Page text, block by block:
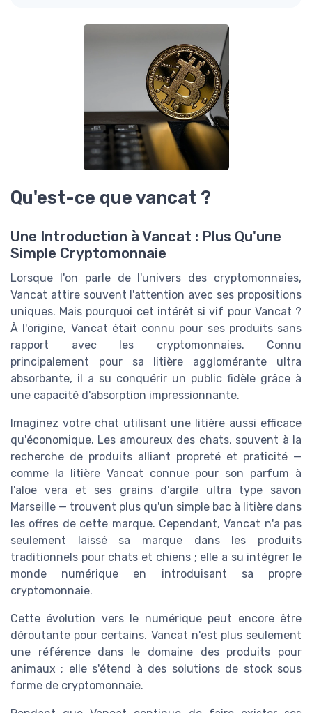
Qu'est-ce que vancat ?
Une Introduction à Vancat : Plus Qu'une
Simple Cryptomonnaie
Lorsque l'on parle de l'univers des cryptomonnaies,
Vancat attire souvent l'attention avec ses propositions
uniques. Mais pourquoi cet intérêt si vif pour Vancat ?
À l'origine, Vancat était connu pour ses produits sans
rapport avec les cryptomonnaies. Connu
principalement pour sa litière agglomérante ultra
absorbante, il a su conquérir un public fidèle grâce à
une capacité d'absorption impressionnante.
Imaginez votre chat utilisant une litière aussi efficace
qu'économique. Les amoureux des chats, souvent à la
recherche de produits alliant propreté et praticité —
comme la litière Vancat connue pour son parfum à
l'aloe vera et ses grains d'argile ultra type savon
Marseille — trouvent plus qu'un simple bac à litière dans
les offres de cette marque. Cependant, Vancat n'a pas
seulement laissé sa marque dans les produits
traditionnels pour chats et chiens ; elle a su intégrer le
monde numérique en introduisant sa propre
cryptomonnaie.
Cette évolution vers le numérique peut encore être
déroutante pour certains. Vancat n'est plus seulement
une référence dans le domaine des produits pour
animaux ; elle s'étend à des solutions de stock sous
forme de cryptomonnaie.